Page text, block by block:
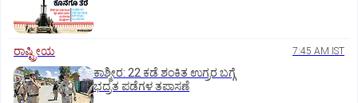
ರಾಷ್ಟ್ರೀಯ 7:45 AM IST
ಕಾಶ್ಮೀರ: 22 ಕಡೆ ಶಂಕಿತ ಉಗ್ರರ ಬಗ್ಗೆ
ಭದ್ರತ ಪಡೆಗಳ ತಪಾಸಣೆ